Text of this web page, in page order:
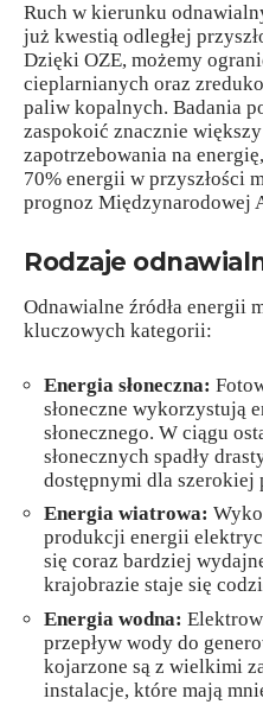
Ruch w kierunku
już kwestią odległej
Dzięki OZE, możemy
cieplarnianych oraz
paliw kopalnych. Badania
zaspokoić znacznie
zapotrzebowania na
70% energii w przyszłości
prognoz Międzynarodowej
Rodzaje
Odnawialne źródła energii
kluczowych kategorii:
Energia słoneczna:
słoneczne wykorzystują
słonecznego. W ciągu
słonecznych spadły
dostępnymi dla szerokiej
Energia wiatrowa:
produkcji energii
się coraz bardziej
krajobrazie staje się
Energia wodna:
przepływ wody do
kojarzone są z wielkimi
instalacje, które mają